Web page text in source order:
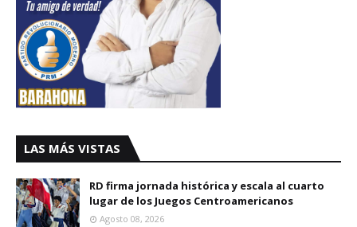
LAS MÁS VISTAS
RD firma jornada histórica y escala al cuarto
lugar de los Juegos Centroamericanos
Agosto 08, 2026